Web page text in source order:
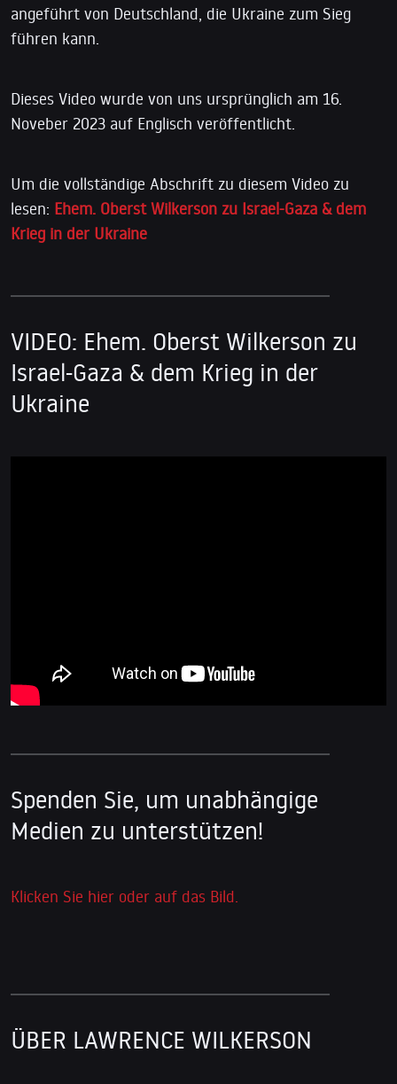
angeführt von Deutschland, die Ukraine zum Sieg
führen kann.
Dieses Video wurde von uns ursprünglich am 16.
Noveber 2023 auf Englisch veröffentlicht.
Um die vollständige Abschrift zu diesem Video zu
lesen: Ehem. Oberst Wilkerson zu Israel-Gaza & dem
Krieg in der Ukraine
VIDEO: Ehem. Oberst Wilkerson zu
Israel-Gaza & dem Krieg in der
Ukraine
Spenden Sie, um unabhängige
Medien zu unterstützen!
Klicken Sie hier oder auf das Bild.
ÜBER LAWRENCE WILKERSON